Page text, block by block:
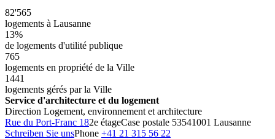
82'565
logements à Lausanne
13%
de logements d'utilité publique
765
logements en propriété de la Ville
1441
logements gérés par la Ville
Service d'architecture et du logement
Direction Logement, environnement et architecture
Rue du Port-Franc 182e étageCase postale 53541001 Lausanne
Schreiben Sie unsPhone +41 21 315 56 22